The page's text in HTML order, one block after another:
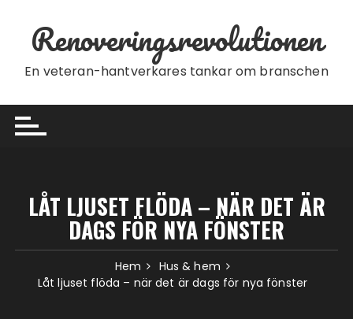
Renoveringsrevolutionen
En veteran-hantverkares tankar om branschen
LÅT LJUSET FLÖDA – NÄR DET ÄR
DAGS FÖR NYA FÖNSTER
Hem
Hus & hem
Låt ljuset flöda – när det är dags för nya fönster